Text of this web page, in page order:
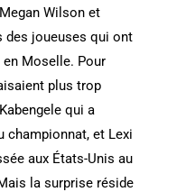
Wilson et
des joueuses qui ont
en Moselle. Pour
plus trop
qui a
championnat, et Lexi
aux États-Unis au
la surprise réside